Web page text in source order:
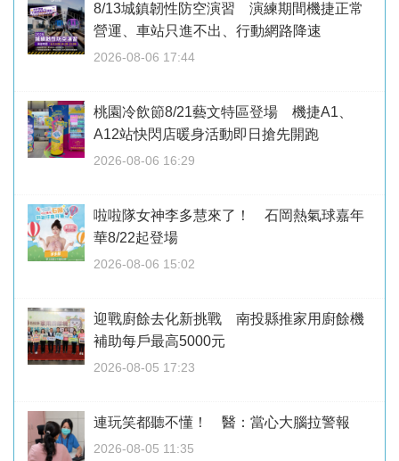
8/13城鎮韌性防空演習 演練期間機捷正常
營運、車站只進不出、行動網路降速
2026-08-06 17:44
桃園冷飲節8/21藝文特區登場 機捷A1、
A12站快閃店暖身活動即日搶先開跑
2026-08-06 16:29
啦啦隊女神李多慧來了！ 石岡熱氣球嘉年
華8/22起登場
2026-08-06 15:02
迎戰廚餘去化新挑戰 南投縣推家用廚餘機
補助每戶最高5000元
2026-08-05 17:23
連玩笑都聽不懂！ 醫：當心大腦拉警報
2026-08-05 11:35